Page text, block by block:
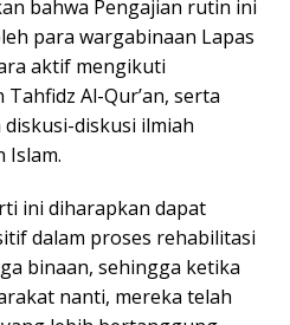
bahwa Pengajian rutin ini
para wargabinaan Lapas
aktif mengikuti
Al-Qur’an, serta
diskusi ilmiah
Islam.
ini diharapkan dapat
dalam proses rehabilitasi
binaan, sehingga ketika
nanti, mereka telah